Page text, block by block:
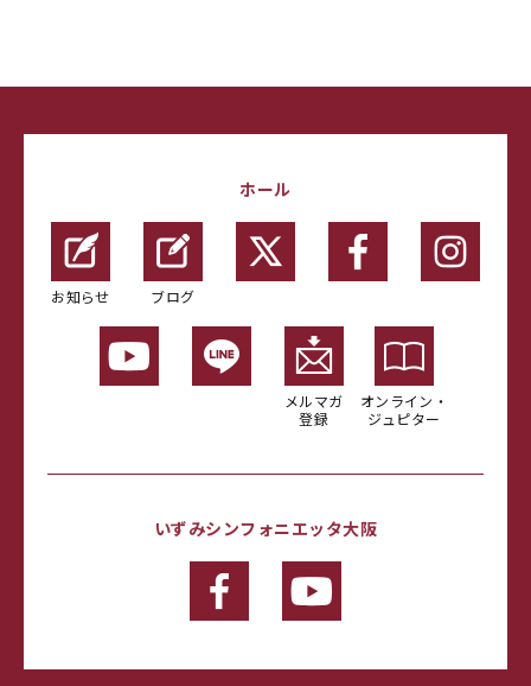
ホール
お知らせ ブログ
メルマガ
登録
オンライン・
ジュピター
いずみシンフォニエッタ大阪